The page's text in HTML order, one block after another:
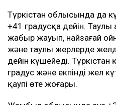
Түркістан облысында да
+41 градусқа дейін. Таулы
жаңбыр жауып, найзағай
және таулы жерлерде
дейін күшейеді.
градус және екпінді жел
қаупі өте жоғары.